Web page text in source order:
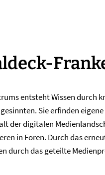
entsteht Wissen durch
Sie erfinden
der digitalen
in Foren. Durch das
durch das geteilte